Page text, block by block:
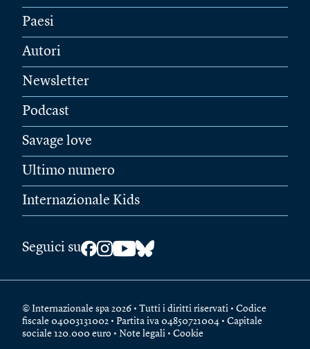
Paesi
Autori
Newsletter
Podcast
Savage love
Ultimo numero
Internazionale Kids
Seguici su
© Internazionale spa 2026 • Tutti i diritti riservati • Codice
fiscale 04003131002 • Partita iva 04850721004 • Capitale
sociale 120.000 euro • Note legali • Cookie